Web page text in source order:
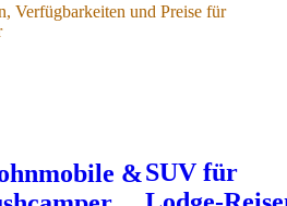
und Preise
Nachbarländer
Verfügbarkeiten und Preise für
&SUV für